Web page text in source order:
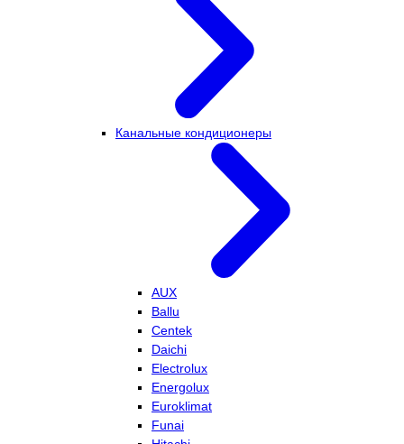
Канальные кондиционеры
AUX
Ballu
Centek
Daichi
Electrolux
Energolux
Euroklimat
Funai